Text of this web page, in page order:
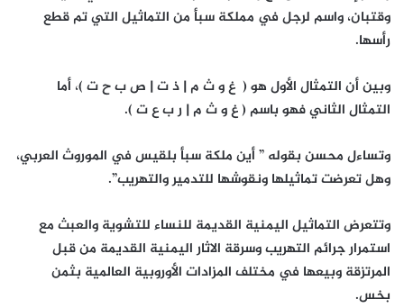
وقتبان، واسم لرجل في مملكة سبأ من التماثيل التي تم قطع
رأسها.
وبين أن التمثال الأول هو ( غ و ث م | ذ ت | ص ب ح ت )، أما
التمثال الثاني فهو باسم ( غ و ث م | ر ب ع ت ).
وتساءل محسن بقوله ” أين ملكة سبأ بلقيس في الموروث العربي،
وهل تعرضت تماثيلها ونقوشها للتدمير والتهريب”.
وتتعرض التماثيل اليمنية القديمة للنساء للتشوية والعبث مع
استمرار جرائم التهريب وسرقة الاثار اليمنية القديمة من قبل
المرتزقة وبيعها في مختلف المزادات الأوروبية العالمية بثمن
بخس.